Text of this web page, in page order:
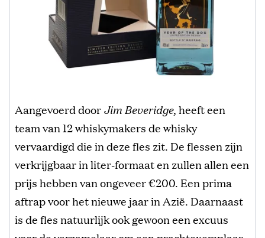
Aangevoerd doorJim Beveridge, heeft een
team van 12 whiskymakers de whisky
vervaardigd die in deze fles zit. De flessen zijn
verkrijgbaar in liter-formaat en zullen allen een
prijs hebben van ongeveer €200. Een prima
aftrap voor het nieuwe jaar in Azië. Daarnaast
is de fles natuurlijk ook gewoon een excuus